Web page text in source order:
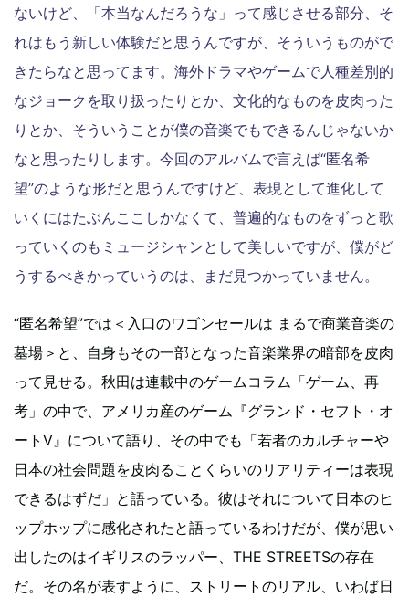
ないけど、「本当なんだろうな」って感じさせる部分、そ
れはもう新しい体験だと思うんですが、そういうものがで
きたらなと思ってます。海外ドラマやゲームで人種差別的
なジョークを取り扱ったりとか、文化的なものを皮肉った
りとか、そういうことが僕の音楽でもできるんじゃないか
なと思ったりします。今回のアルバムで言えば“匿名希
望”のような形だと思うんですけど、表現として進化して
いくにはたぶんここしかなくて、普遍的なものをずっと歌
っていくのもミュージシャンとして美しいですが、僕がど
うするべきかっていうのは、まだ見つかっていません。
“匿名希望”では＜入口のワゴンセールは まるで商業音楽の
墓場＞と、自身もその一部となった音楽業界の暗部を皮肉
って見せる。秋田は連載中のゲームコラム「ゲーム、再
考」の中で、アメリカ産のゲーム『グランド・セフト・オ
ートV』について語り、その中でも「若者のカルチャーや
日本の社会問題を皮肉ることくらいのリアリティーは表現
できるはずだ」と語っている。彼はそれについて日本のヒ
ップホップに感化されたと語っているわけだが、僕が思い
出したのはイギリスのラッパー、THE STREETSの存在
だ。その名が表すように、ストリートのリアル、いわば日